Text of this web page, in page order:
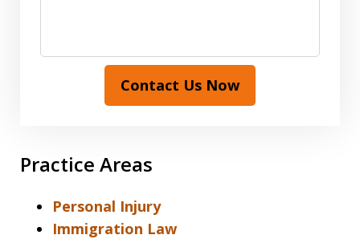
Contact Us Now
Practice Areas
Personal Injury
Immigration Law